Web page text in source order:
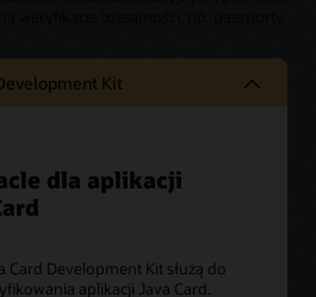
Kit
dla aplikacji
Card Development Kit służą do
aplikacji Java Card.